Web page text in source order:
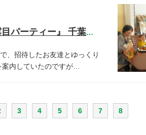
開催しました! 『新築お披露目パーティー』 千葉県市川市 S様宅
、招待したお友達とゆっくり
内していたのですが…
3 4 5 6 7 8